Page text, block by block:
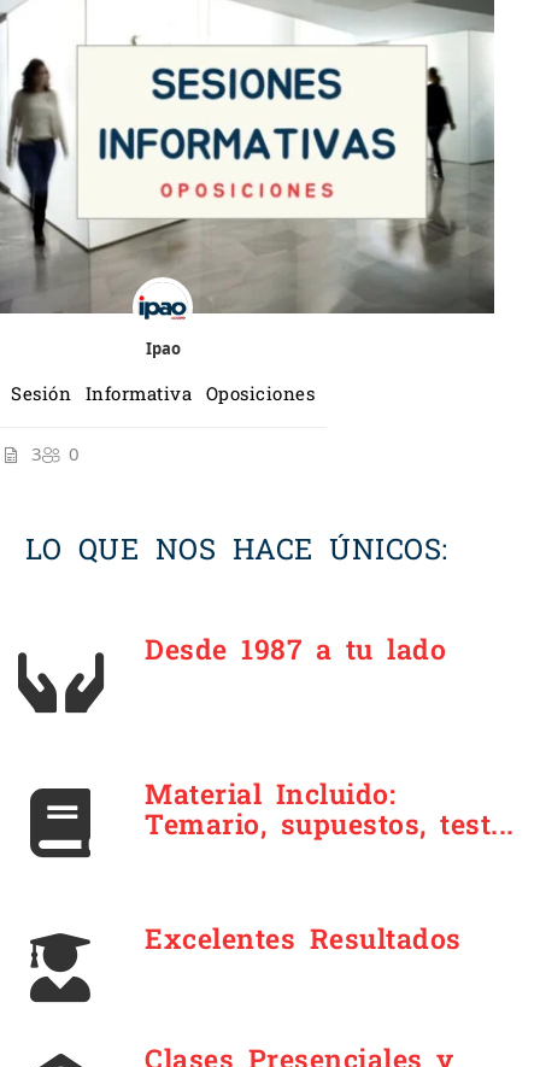
Ipao
Sesión Informativa Oposiciones
3 0
LO QUE NOS HACE ÚNICOS:
Desde 1987 a tu lado
Material Incluido:
Temario, supuestos, test...
Excelentes Resultados
Clases Presenciales y